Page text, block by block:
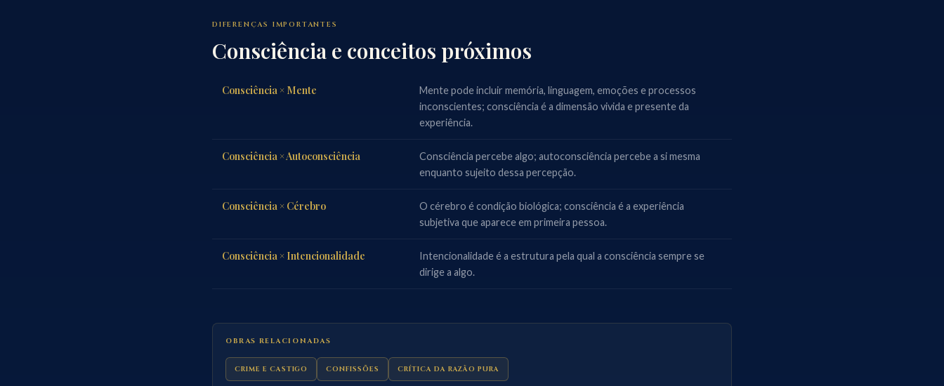
DIFERENÇAS IMPORTANTES
Consciência e conceitos próximos
Consciência × Mente
Mente pode incluir memória, linguagem, emoções e processos
inconscientes; consciência é a dimensão vivida e presente da
experiência.
Consciência × Autoconsciência
Consciência percebe algo; autoconsciência percebe a si mesma
enquanto sujeito dessa percepção.
Consciência × Cérebro
O cérebro é condição biológica; consciência é a experiência
subjetiva que aparece em primeira pessoa.
Consciência × Intencionalidade
Intencionalidade é a estrutura pela qual a consciência sempre se
dirige a algo.
OBRAS RELACIONADAS
CRIME E CASTIGO CONFISSÕES CRÍTICA DA RAZÃO PURA